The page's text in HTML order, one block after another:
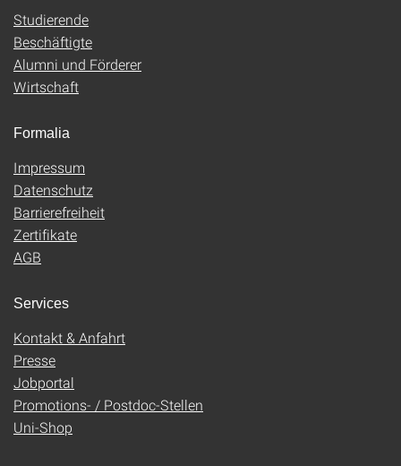
Studierende
Beschäftigte
Alumni und Förderer
Wirtschaft
Formalia
Impressum
Datenschutz
Barrierefreiheit
Zertifikate
AGB
Services
Kontakt & Anfahrt
Presse
Jobportal
Promotions- / Postdoc-Stellen
Uni-Shop